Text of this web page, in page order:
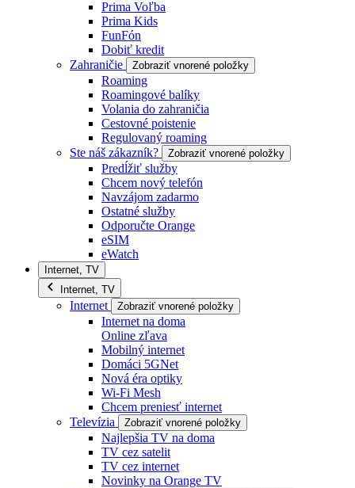
Prima Voľba
Prima Kids
FunFón
Dobiť kredit
Zahraničie
Zobraziť vnorené položky
Roaming
Roamingové balíky
Volania do zahraničia
Cestovné poistenie
Regulovaný roaming
Ste náš zákazník?
Zobraziť vnorené položky
Predĺžiť služby
Chcem nový telefón
Navzájom zadarmo
Ostatné služby
Odporučte Orange
eSIM
eWatch
Internet, TV
Internet, TV
Internet Zobraziť vnorené položky
Internet na doma
Online zľava
Mobilný internet
Domáci 5GNet
Nová éra optiky
Wi-Fi Mesh
Chcem preniesť internet
Televízia
Zobraziť vnorené položky
Najlepšia TV na doma
TV cez satelit
TV cez internet
Novinky na Orange TV